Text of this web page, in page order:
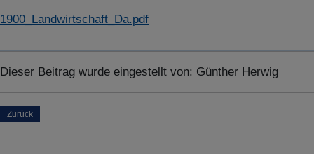
1900_Landwirtschaft_Da.pdf
Dieser Beitrag wurde eingestellt von: Günther Herwig
Zurück